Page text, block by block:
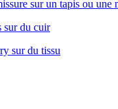
sur un tapis ou une
sur du cuir
sur du tissu